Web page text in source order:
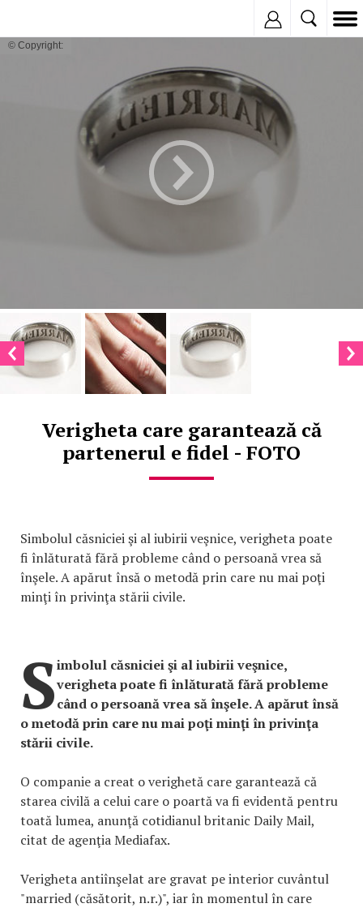
© Copyright:
Verigheta care garantează că
partenerul e fidel - FOTO
Simbolul căsniciei şi al iubirii veşnice, verigheta poate
fi înlăturată fără probleme când o persoană vrea să
înşele. A apărut însă o metodă prin care nu mai poţi
minţi în privinţa stării civile.
Simbolul căsniciei şi al iubirii veşnice,
verigheta poate fi înlăturată fără probleme
când o persoană vrea să înşele. A apărut însă
o metodă prin care nu mai poţi minţi în privinţa
stării civile.
O companie a creat o verighetă care garantează că
starea civilă a celui care o poartă va fi evidentă pentru
toată lumea, anunţă cotidianul britanic Daily Mail,
citat de agenţia Mediafax.
Verigheta antiînşelat are gravat pe interior cuvântul
"married (căsătorit, n.r.)", iar în momentul în care